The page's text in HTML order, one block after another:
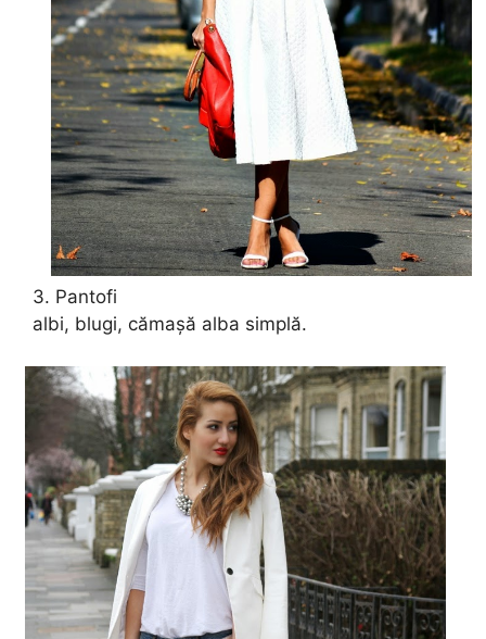
3. Pantofi
albi, blugi, cămașă alba simplă.